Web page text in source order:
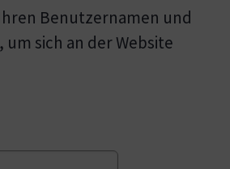
Benutzernamen und
um sich an der Website